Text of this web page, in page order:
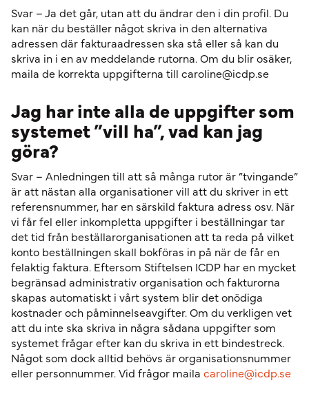
Svar – Ja det går, utan att du ändrar den i din profil. Du
kan när du beställer något skriva in den alternativa
adressen där fakturaadressen ska stå eller så kan du
skriva in i en av meddelande rutorna. Om du blir osäker,
maila de korrekta uppgifterna till caroline@icdp.se
Jag har inte alla de uppgifter som
systemet ”vill ha”, vad kan jag
göra?
Svar – Anledningen till att så många rutor är ”tvingande”
är att nästan alla organisationer vill att du skriver in ett
referensnummer, har en särskild faktura adress osv. När
vi får fel eller inkompletta uppgifter i beställningar tar
det tid från beställarorganisationen att ta reda på vilket
konto beställningen skall bokföras in på när de får en
felaktig faktura. Eftersom Stiftelsen ICDP har en mycket
begränsad administrativ organisation och fakturorna
skapas automatiskt i vårt system blir det onödiga
kostnader och påminnelseavgifter. Om du verkligen vet
att du inte ska skriva in några sådana uppgifter som
systemet frågar efter kan du skriva in ett bindestreck.
Något som dock alltid behövs är organisationsnummer
eller personnummer. Vid frågor maila caroline@icdp.se